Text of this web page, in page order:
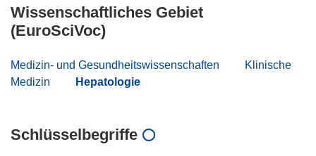
Wissenschaftliches Gebiet
(EuroSciVoc)
Medizin- und Gesundheitswissenschaften
Klinische
Medizin
Hepatologie
Schlüsselbegriffe